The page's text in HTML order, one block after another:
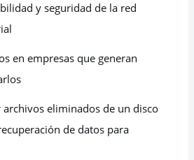
y seguridad de la red
en empresas que generan
archivos eliminados de un disco
de datos para